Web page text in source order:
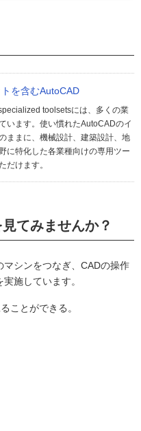
を含むAutoCAD
toolsetsには、多くの業
います。使い慣れたAutoCADのイ
ままに、機械設計、建築設計、地
に特化した各業種向けの専用ツー
だけます。
てみませんか？
シンをつなぎ、CADの操作
施しています。
ことができる。